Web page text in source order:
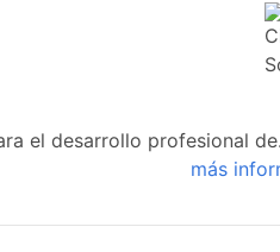
el desarrollo profesional
más